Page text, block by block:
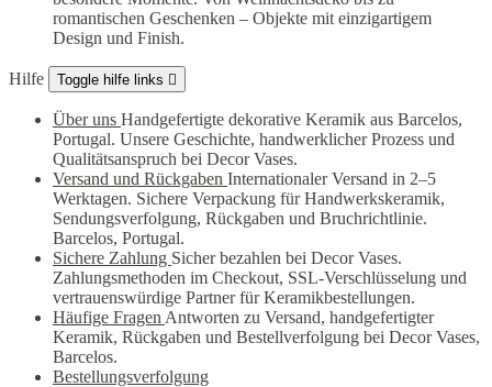
romantischen Geschenken – Objekte mit einzigartigem
Design und Finish.
Hilfe Toggle hilfe links 
Über uns Handgefertigte dekorative Keramik aus Barcelos,
Portugal. Unsere Geschichte, handwerklicher Prozess und
Qualitätsanspruch bei Decor Vases.
Versand und Rückgaben Internationaler Versand in 2–5
Werktagen. Sichere Verpackung für Handwerkskeramik,
Sendungsverfolgung, Rückgaben und Bruchrichtlinie.
Barcelos, Portugal.
Sichere Zahlung Sicher bezahlen bei Decor Vases.
Zahlungsmethoden im Checkout, SSL-Verschlüsselung und
vertrauenswürdige Partner für Keramikbestellungen.
Häufige Fragen Antworten zu Versand, handgefertigter
Keramik, Rückgaben und Bestellverfolgung bei Decor Vases,
Barcelos.
Bestellungsverfolgung